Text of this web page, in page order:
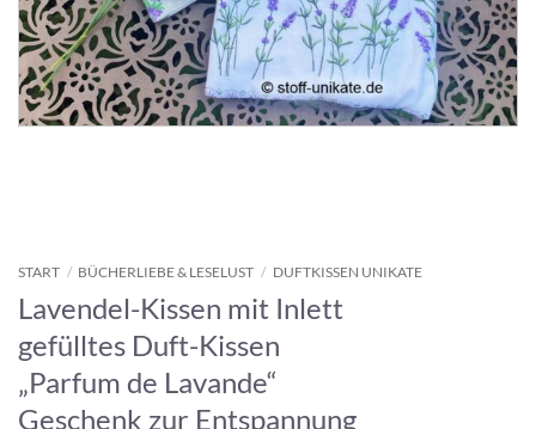
START / BÜCHERLIEBE & LESELUST / DUFTKISSEN UNIKATE
Lavendel-Kissen mit Inlett
gefülltes Duft-Kissen
„Parfum de Lavande“
Geschenk zur Entspannung